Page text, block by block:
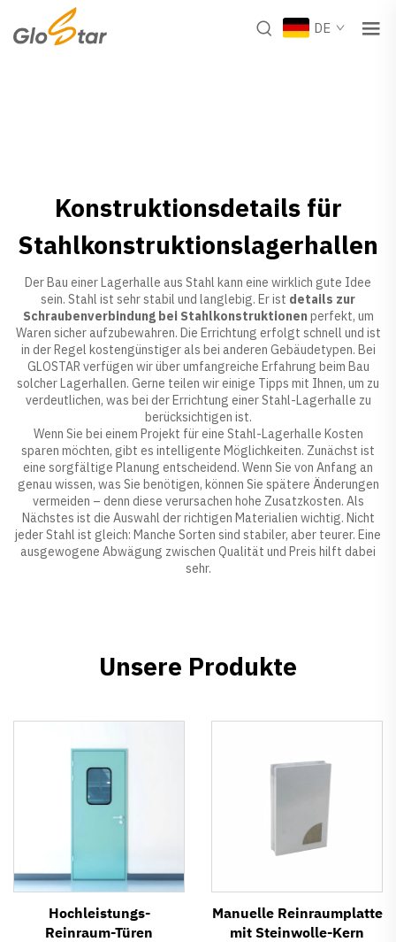
DE
Konstruktionsdetails für
Stahlkonstruktionslagerhallen
Der Bau einer Lagerhalle aus Stahl kann eine wirklich gute Idee
sein. Stahl ist sehr stabil und langlebig. Er ist details zur
Schraubenverbindung bei Stahlkonstruktionenperfekt, um
Waren sicher aufzubewahren. Die Errichtung erfolgt schnell und ist
in der Regel kostengünstiger als bei anderen Gebäudetypen. Bei
GLOSTAR verfügen wir über umfangreiche Erfahrung beim Bau
solcher Lagerhallen. Gerne teilen wir einige Tipps mit Ihnen, um zu
verdeutlichen, was bei der Errichtung einer Stahl-Lagerhalle zu
berücksichtigen ist.
Wenn Sie bei einem Projekt für eine Stahl-Lagerhalle Kosten
sparen möchten, gibt es intelligente Möglichkeiten. Zunächst ist
eine sorgfältige Planung entscheidend. Wenn Sie von Anfang an
genau wissen, was Sie benötigen, können Sie spätere Änderungen
vermeiden – denn diese verursachen hohe Zusatzkosten. Als
Nächstes ist die Auswahl der richtigen Materialien wichtig. Nicht
jeder Stahl ist gleich: Manche Sorten sind stabiler, aber teurer. Eine
ausgewogene Abwägung zwischen Qualität und Preis hilft dabei
sehr.
Unsere Produkte
Hochleistungs-
Reinraum-Türen
Manuelle Reinraumplatte
mit Steinwolle-Kern